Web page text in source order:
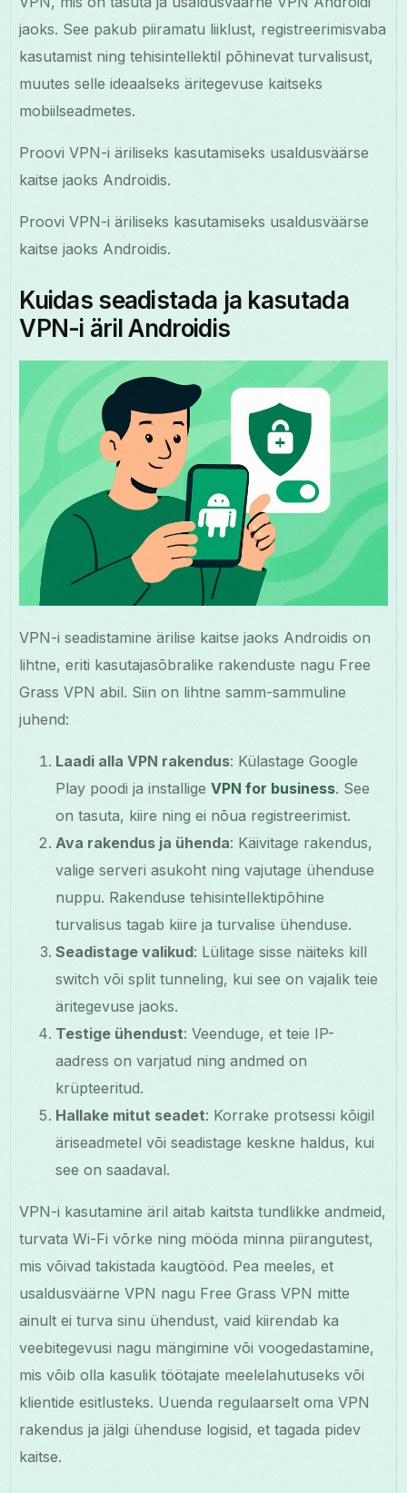
jaoks. See pakub piiramatu liiklust, registreerimisvaba
kasutamist ning tehisintellektil põhinevat turvalisust,
muutes selle ideaalseks äritegevuse kaitseks
mobiilseadmetes.
Proovi VPN-i äriliseks kasutamiseks usaldusväärse
kaitse jaoks Androidis.
Proovi VPN-i äriliseks kasutamiseks usaldusväärse
kaitse jaoks Androidis.
Kuidas seadistada ja kasutada
VPN-i äril Androidis
VPN-i seadistamine ärilise kaitse jaoks Androidis on
lihtne, eriti kasutajasõbralike rakenduste nagu Free
Grass VPN abil. Siin on lihtne samm-sammuline
juhend:
Laadi alla VPN rakendus: Külastage Google
Play poodi ja installigeVPN for business. See
on tasuta, kiire ning ei nõua registreerimist.
Ava rakendus ja ühenda: Käivitage rakendus,
valige serveri asukoht ning vajutage ühenduse
nuppu. Rakenduse tehisintellektipõhine
turvalisus tagab kiire ja turvalise ühenduse.
Seadistage valikud: Lülitage sisse näiteks kill
switch või split tunneling, kui see on vajalik teie
äritegevuse jaoks.
Testige ühendust: Veenduge, et teie IP-
aadress on varjatud ning andmed on
krüpteeritud.
Hallake mitut seadet: Korrake protsessi kõigil
äriseadmetel või seadistage keskne haldus, kui
see on saadaval.
VPN-i kasutamine äril aitab kaitsta tundlikke andmeid,
turvata Wi-Fi võrke ning mööda minna piirangutest,
mis võivad takistada kaugtööd. Pea meeles, et
usaldusväärne VPN nagu Free Grass VPN mitte
ainult ei turva sinu ühendust, vaid kiirendab ka
veebitegevusi nagu mängimine või voogedastamine,
mis võib olla kasulik töötajate meelelahutuseks või
klientide esitlusteks. Uuenda regulaarselt oma VPN
rakendus ja jälgi ühenduse logisid, et tagada pidev
kaitse.